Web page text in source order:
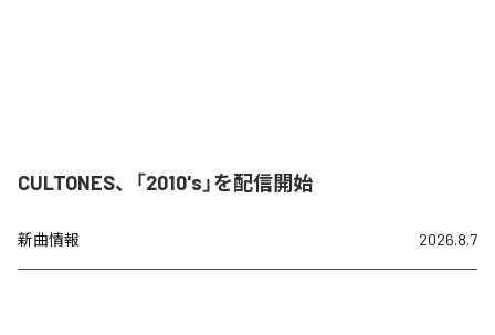
CULTONES、「2010's」を配信開始
新曲情報 2026.8.7